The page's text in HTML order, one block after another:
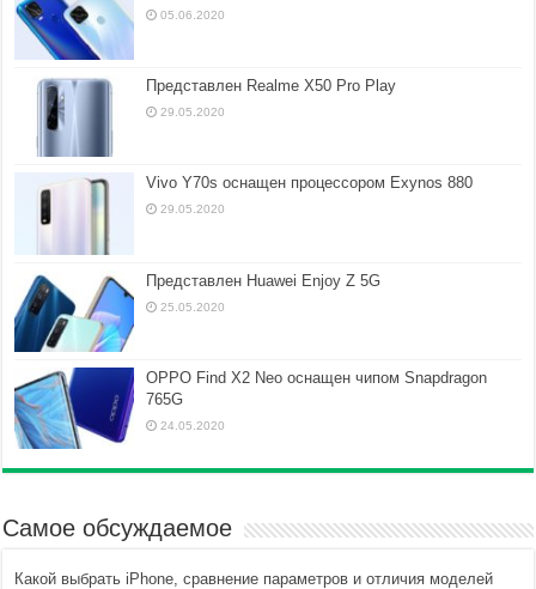
05.06.2020
Представлен Realme X50 Pro Play
29.05.2020
Vivo Y70s оснащен процессором Exynos 880
29.05.2020
Представлен Huawei Enjoy Z 5G
25.05.2020
OPPO Find X2 Neo оснащен чипом Snapdragon
765G
24.05.2020
Самое обсуждаемое
Какой выбрать iPhone, сравнение параметров и отличия моделей